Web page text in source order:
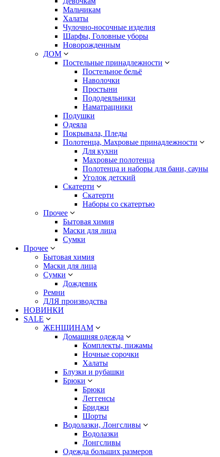
Мальчикам
Халаты
Чулочно-носочные изделия
Шарфы, Головные уборы
Новорожденным
ДОМ
Постельные принадлежности
Постельное бельё
Наволочки
Простыни
Пододеяльники
Наматрацники
Подушки
Одеяла
Покрывала, Пледы
Полотенца, Махровые принадлежности
Для кухни
Махровые полотенца
Полотенца и наборы для бани, сауны
Уголок детский
Скатерти
Скатерти
Наборы со скатертью
Прочее
Бытовая химия
Маски для лица
Сумки
Прочее
Бытовая химия
Маски для лица
Сумки
Дождевик
Ремни
ДЛЯ производства
НОВИНКИ
SALE
ЖЕНЩИНАМ
Домашняя одежда
Комплекты, пижамы
Ночные сорочки
Халаты
Блузки и рубашки
Брюки
Брюки
Леггенсы
Бриджи
Шорты
Водолазки, Лонгсливы
Водолазки
Лонгсливы
Одежда больших размеров